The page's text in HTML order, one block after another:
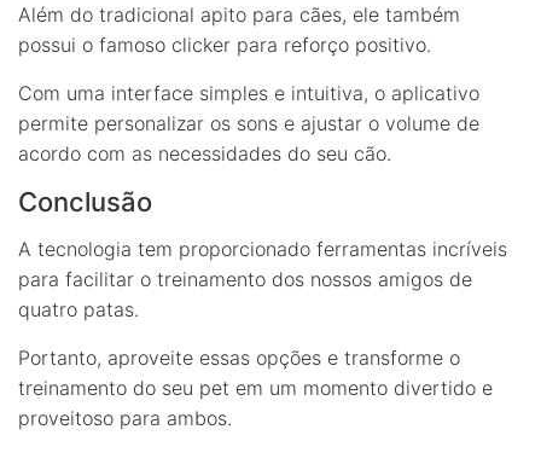
Além do tradicional apito para cães, ele também
possui o famoso clicker para reforço positivo.
Com uma interface simples e intuitiva, o aplicativo
permite personalizar os sons e ajustar o volume de
acordo com as necessidades do seu cão.
Conclusão
A tecnologia tem proporcionado ferramentas incríveis
para facilitar o treinamento dos nossos amigos de
quatro patas.
Portanto, aproveite essas opções e transforme o
treinamento do seu pet em um momento divertido e
proveitoso para ambos.